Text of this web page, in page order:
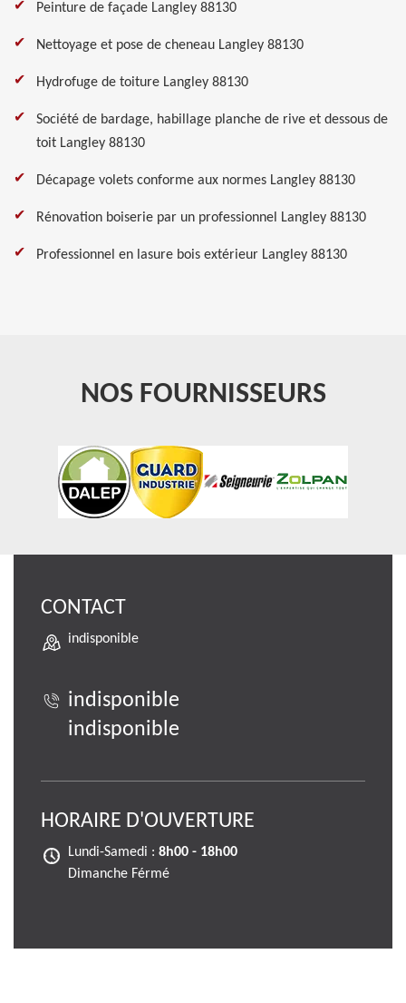
Peinture de façade Langley 88130
Nettoyage et pose de cheneau Langley 88130
Hydrofuge de toiture Langley 88130
Société de bardage, habillage planche de rive et dessous de
toit Langley 88130
Décapage volets conforme aux normes Langley 88130
Rénovation boiserie par un professionnel Langley 88130
Professionnel en lasure bois extérieur Langley 88130
NOS FOURNISSEURS
CONTACT
indisponible
indisponible
indisponible
HORAIRE D'OUVERTURE
Lundi-Samedi : 8h00 - 18h00
Dimanche Férmé